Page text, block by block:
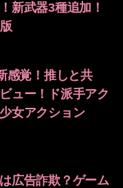
新武器3種追加！
感覚！推しと共
ュー！ド派手アク
女アクション
広告詐欺？ゲーム